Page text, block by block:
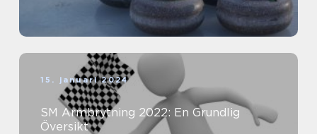
15. januari 2024
SM Armbrytning 2022: En Grundlig
Översikt